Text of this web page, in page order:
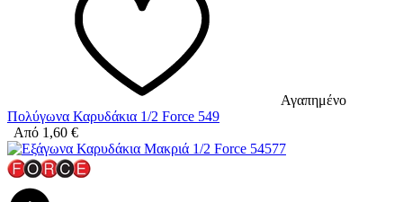
Αγαπημένο
Πολύγωνα Καρυδάκια 1/2 Force 549
Από 1,60 €